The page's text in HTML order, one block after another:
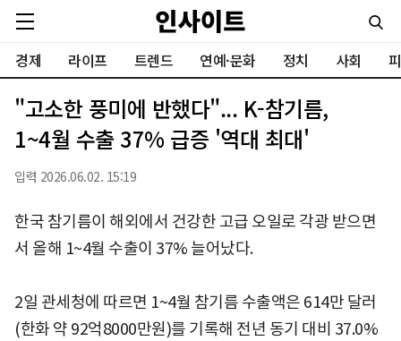
경제 라이프 트렌드 연예·문화 정치 사회
"고소한 풍미에 반했다"... K-참기름,
1~4월 수출 37% 급증 '역대 최대'
입력 2026.06.02. 15:19
한국 참기름이 해외에서 건강한 고급 오일로 각광 받으면
서 올해 1~4월 수출이 37% 늘어났다.
2일 관세청에 따르면 1~4월 참기름 수출액은 614만 달러
(한화 약 92억8000만원)를 기록해 전년 동기 대비 37.0%